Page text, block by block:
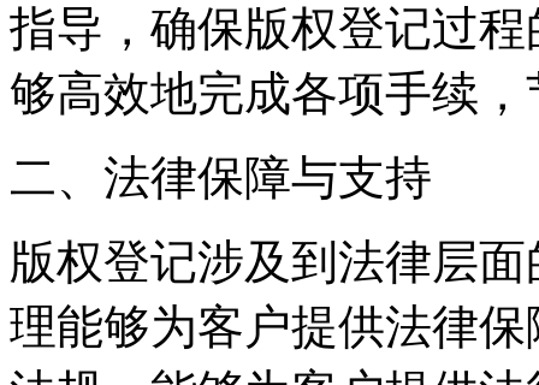
指导，确保版权登记过
够高效地完成各项手续
二、法律保障与支持
版权登记涉及到法律层
理能够为客户提供法律